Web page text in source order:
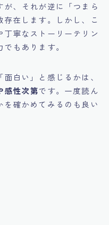
、それが逆に「つまら
在します。しかし、こ
寧なストーリーテリン
もあります。
白い」と感じるかは、
感性次第です。一度読ん
確かめてみるのも良い